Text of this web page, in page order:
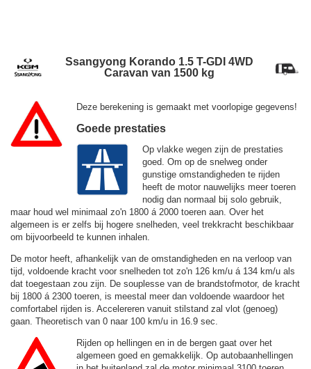
Ssangyong Korando 1.5 T-GDI 4WD
Caravan van 1500 kg
Deze berekening is gemaakt met voorlopige gegevens!
Goede prestaties
Op vlakke wegen zijn de prestaties
goed. Om op de snelweg onder
gunstige omstandigheden te rijden
heeft de motor nauwelijks meer toeren
nodig dan normaal bij solo gebruik,
maar houd wel minimaal zo'n 1800 á 2000 toeren aan. Over het
algemeen is er zelfs bij hogere snelheden, veel trekkracht beschikbaar
om bijvoorbeeld te kunnen inhalen.
De motor heeft, afhankelijk van de omstandigheden en na verloop van
tijd, voldoende kracht voor snelheden tot zo'n 126 km/u á 134 km/u als
dat toegestaan zou zijn. De souplesse van de brandstofmotor, de kracht
bij 1800 á 2300 toeren, is meestal meer dan voldoende waardoor het
comfortabel rijden is. Accelereren vanuit stilstand zal vlot (genoeg)
gaan. Theoretisch van 0 naar 100 km/u in 16.9 sec.
Rijden op hellingen en in de bergen gaat over het
algemeen goed en gemakkelijk. Op autobaanhellingen